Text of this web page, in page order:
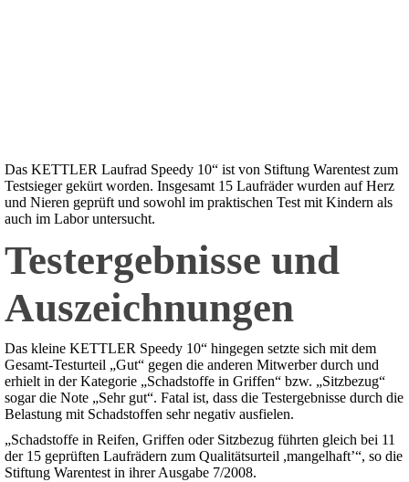
Das KETTLER Laufrad Speedy 10“ ist von Stiftung Warentest zum
Testsieger gekürt worden. Insgesamt 15 Laufräder wurden auf Herz
und Nieren geprüft und sowohl im praktischen Test mit Kindern als
auch im Labor untersucht.
Testergebnisse und
Auszeichnungen
Das kleine KETTLER Speedy 10“ hingegen setzte sich mit dem
Gesamt-Testurteil „Gut“ gegen die anderen Mitwerber durch und
erhielt in der Kategorie „Schadstoffe in Griffen“ bzw. „Sitzbezug“
sogar die Note „Sehr gut“. Fatal ist, dass die Testergebnisse durch die
Belastung mit Schadstoffen sehr negativ ausfielen.
„Schadstoffe in Reifen, Griffen oder Sitzbezug führten gleich bei 11
der 15 geprüften Laufrädern zum Qualitätsurteil ,mangelhaft’“, so die
Stiftung Warentest in ihrer Ausgabe 7/2008.